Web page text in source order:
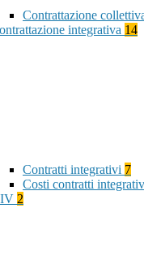
Contrattazione
integrativa 14
Contratti integrativi 7
Costi contratti
2